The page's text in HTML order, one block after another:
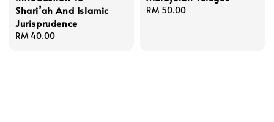
Shari’ah And Islamic
Jurisprudence
Regular
RM 40.00
Regular
RM 50.00